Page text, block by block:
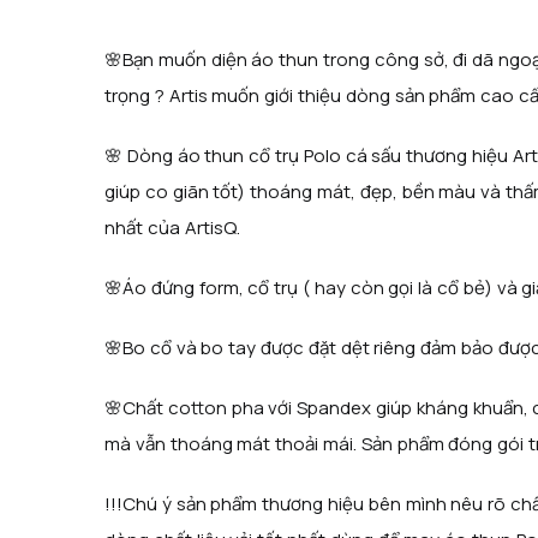
🌸Bạn muốn diện áo thun trong công sở, đi dã
trọng ? Artis muốn giới thiệu dòng sản phẩm cao
🌸 Dòng áo thun cổ trụ Polo cá sấu thương hiệu
giúp co giãn tốt) thoáng mát, đẹp, bền màu và
nhất của ArtisQ.
🌸Áo đứng form, cổ trụ ( hay còn gọi là cổ bẻ) và
🌸Bo cổ và bo tay được đặt dệt riêng đảm bảo
🌸Chất cotton pha với Spandex giúp kháng
mà vẫn thoáng mát thoải mái. Sản phẩm đóng
!!!Chú ý sản phẩm thương hiệu bên mình nêu rõ